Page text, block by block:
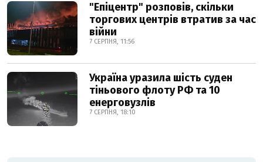
"Епіцентр" розповів, скільки
торгових центрів втратив за час
війни
7 СЕРПНЯ, 11:56
Україна уразила шість суден
тіньового флоту РФ та 10
енерговузлів
7 СЕРПНЯ, 18:10